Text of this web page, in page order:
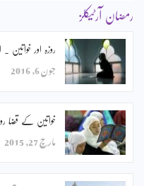
رمضان آرٹیکلز
روزہ اور خواتین ۔
جون 6, 2016
خواتین کے قضا
مارچ 27, 2015